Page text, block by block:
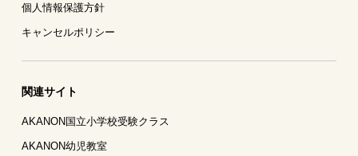
個人情報保護方針
キャンセルポリシー
関連サイト
AKANON国立小学校受験クラス
AKANON幼児教室